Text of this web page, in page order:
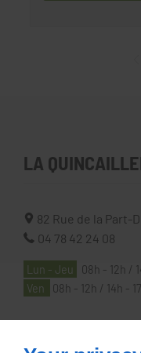
LA
82 Rue de la Part-
04 78 42 24 08
Lun - Jeu
Ven
08h - 12h / 14h -
À PROPOS